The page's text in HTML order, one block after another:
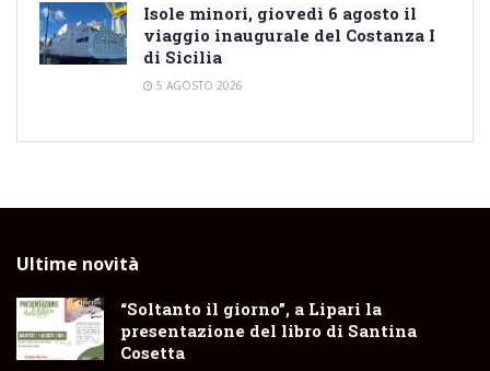
Isole minori, giovedì 6 agosto il
viaggio inaugurale del Costanza I
di Sicilia
5 AGOSTO 2026
Ultime novità
“Soltanto il giorno”, a Lipari la
presentazione del libro di Santina
Cosetta